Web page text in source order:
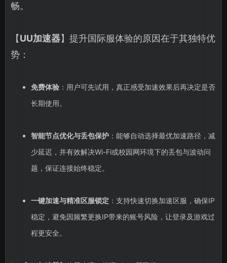
畅。
【UU加速器】提升国际服体验的原因在于其独特优
势：
免费体验：用户可先试用，真正感受加速效果后再决定是否
长期使用。
智能节点优化与丢包保护：能够自动选择最优加速路径，减
少延迟，并有效解决Wi-Fi或校园网环境下的丢包与波动问
题，保证连接始终稳定。
一键加速与精准区服锁定 ：支持快速切换加速区服，确保IP
稳定，避免因频繁更换IP带来的账号风险，让登录及游戏过
程更安全。